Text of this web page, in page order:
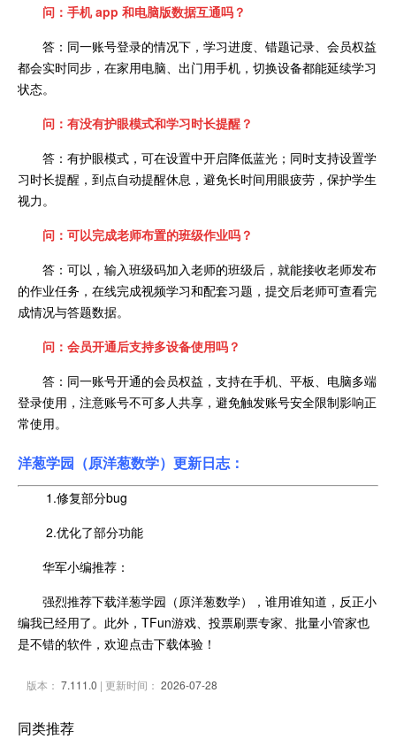
问：手机 app 和电脑版数据互通吗？
答：同一账号登录的情况下，学习进度、错题记录、会员权益
都会实时同步，在家用电脑、出门用手机，切换设备都能延续学习
状态。
问：有没有护眼模式和学习时长提醒？
答：有护眼模式，可在设置中开启降低蓝光；同时支持设置学
习时长提醒，到点自动提醒休息，避免长时间用眼疲劳，保护学生
视力。
问：可以完成老师布置的班级作业吗？
答：可以，输入班级码加入老师的班级后，就能接收老师发布
的作业任务，在线完成视频学习和配套习题，提交后老师可查看完
成情况与答题数据。
问：会员开通后支持多设备使用吗？
答：同一账号开通的会员权益，支持在手机、平板、电脑多端
登录使用，注意账号不可多人共享，避免触发账号安全限制影响正
常使用。
洋葱学园 （原洋葱数学）更新日志：
1.修复部分bug
2.优化了部分功能
华军小编推荐：
强烈推荐下载洋葱学园（原洋葱数学），谁用谁知道，反正小
编我已经用了。此外，TFun游戏、投票刷票专家、批量小管家也
是不错的软件，欢迎点击下载体验！
版本： 7.111.0 | 更新时间： 2026-07-28
同类推荐